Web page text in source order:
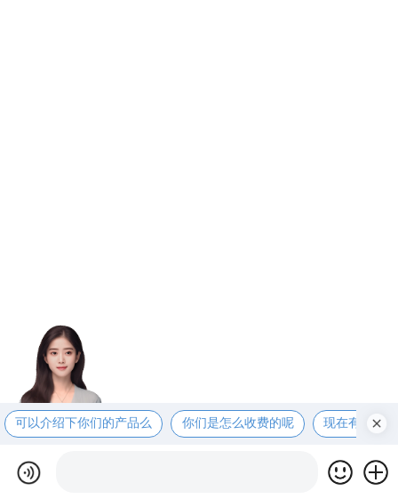
可以介绍下你们的产品么 你们是怎么收费的呢 现在有优惠